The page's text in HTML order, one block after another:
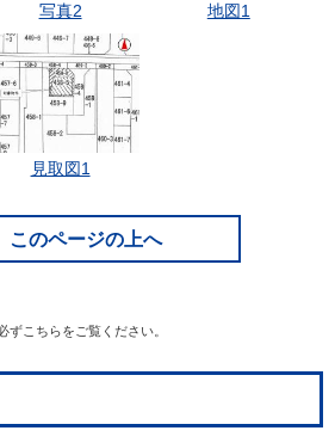
写真2 地図1
見取図1
このページの上へ
ずこちらをご覧ください。